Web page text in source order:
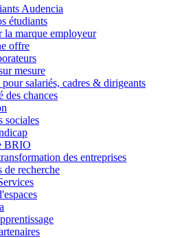
Audencia
étudiants
la marque employeur
offre
mesure
salariés, cadres & dirigeants
des chances
sociales
BRIO
des entreprises
de recherche